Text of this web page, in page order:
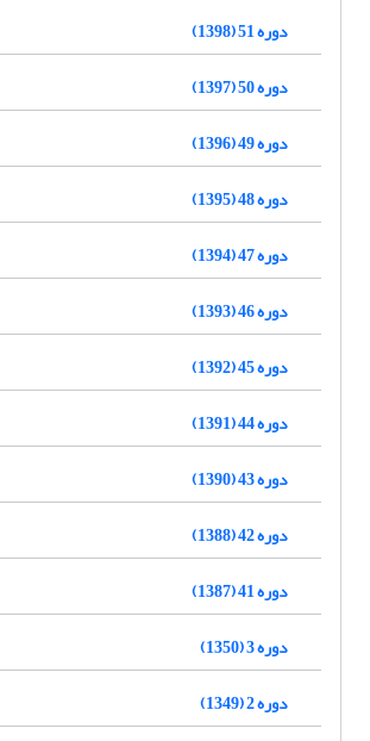
دوره 51 (1398)
دوره 50 (1397)
دوره 49 (1396)
دوره 48 (1395)
دوره 47 (1394)
دوره 46 (1393)
دوره 45 (1392)
دوره 44 (1391)
دوره 43 (1390)
دوره 42 (1388)
دوره 41 (1387)
دوره 3 (1350)
دوره 2 (1349)